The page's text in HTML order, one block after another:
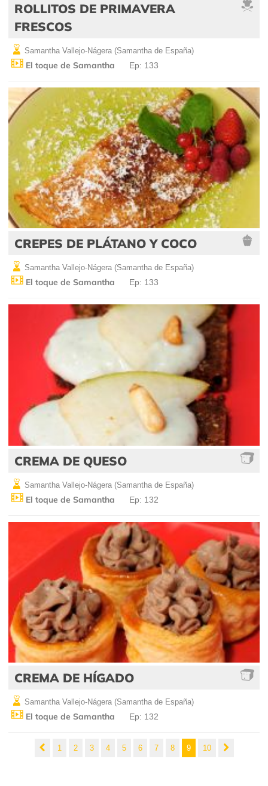
ROLLITOS DE PRIMAVERA
FRESCOS
Samantha Vallejo-Nágera (Samantha de España)
El toque de Samantha Ep: 133
CREPES DE PLÁTANO Y COCO
Samantha Vallejo-Nágera (Samantha de España)
El toque de Samantha Ep: 133
CREMA DE QUESO
Samantha Vallejo-Nágera (Samantha de España)
El toque de Samantha Ep: 132
CREMA DE HÍGADO
Samantha Vallejo-Nágera (Samantha de España)
El toque de Samantha Ep: 132
1 2 3 4 5 6 7 8 9 10